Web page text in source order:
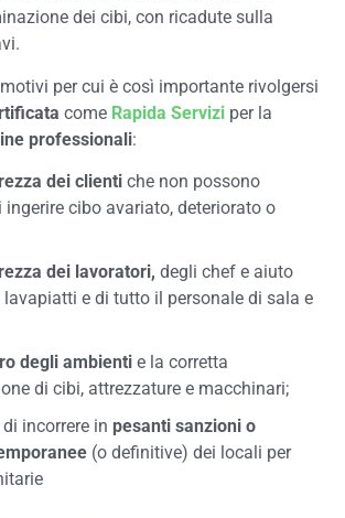
dei cibi, con ricadute sulla
per cui è così importante rivolgersi
come Rapida Servizi per la
professionali:
dei clienti che non possono
ingerire cibo avariato, deteriorato o
dei lavoratori, degli chef e aiuto
lavapiatti e di tutto il personale di sala e
degli ambienti e la corretta
di cibi, attrezzature e macchinari;
di incorrere in pesanti sanzioni o
(o definitive) dei locali per